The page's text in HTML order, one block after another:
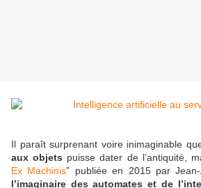
Il paraît surprenant voire inimaginable
aux objets puisse dater de l’antiquité,
Ex Machinis” publiée en 2015 par
l’imaginaire des automates et de